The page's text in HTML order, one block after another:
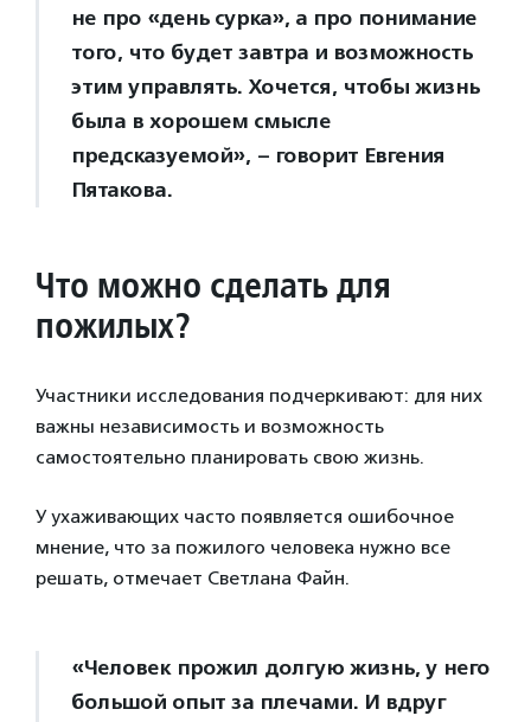
не про «день сурка», а про понимание
того, что будет завтра и возможность
этим управлять. Хочется, чтобы жизнь
была в хорошем смысле
предсказуемой», – говорит Евгения
Пятакова.
Что можно сделать для
пожилых?
Участники исследования подчеркивают: для них
важны независимость и возможность
самостоятельно планировать свою жизнь.
У ухаживающих часто появляется ошибочное
мнение, что за пожилого человека нужно все
решать, отмечает Светлана Файн.
«Человек прожил долгую жизнь, у него
большой опыт за плечами. И вдруг